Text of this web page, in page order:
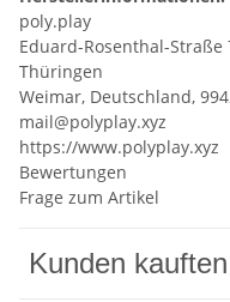
poly.play
Eduard-Rosenthal-Straße
Thüringen
Weimar, Deutschland,
mail@polyplay.xyz
https://www.polyplay.xyz
Bewertungen
Frage zum Artikel
Kunden